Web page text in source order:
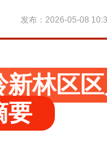
发布：2026-05-08
新林区
要